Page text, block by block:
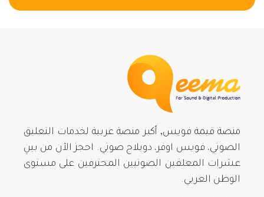
منصة قيمة فويس, أكبر منصة عربية لخدمات التعليق
الصوتي، فويس اوفر، دوبلاج صوتي. احجز الآن من بينِ
عشرات المعلقين الصوتيين المحترفين على مستوى
الوطن العربي.